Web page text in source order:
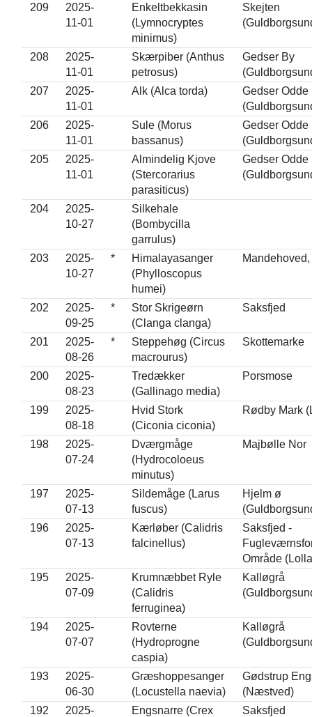
209
2025-
11-01
Enkeltbekkasin
(Lymnocryptes
minimus)
Skejten
208
2025-
11-01
Skærpiber (Anthus
petrosus)
Gedser By
207
2025-
11-01
Alk (Alca torda)
Gedser Odde
206
2025-
11-01
Sule (Morus
bassanus)
Gedser Odde
205
2025-
11-01
Almindelig Kjove
(Stercorarius
parasiticus)
Gedser Odde
204
2025-
10-27
Silkehale
(Bombycilla
garrulus)
203
2025-
10-27
*
Himalayasanger
(Phylloscopus
humei)
202
2025-
09-25
*
Stor Skrigeørn
(Clanga clanga)
Saksfjed
201
2025-
08-26
*
Steppehøg (Circus
macrourus)
Skottemarke
200
2025-
08-23
Tredækker
(Gallinago media)
Porsmose
199
2025-
08-18
Hvid Stork
(Ciconia ciconia)
Rødby Mark
198
2025-
07-24
Dværgmåge
(Hydrocoloeus
minutus)
Majbølle Nor
197
2025-
07-13
Sildemåge (Larus
fuscus)
Hjelm ø
196
2025-
07-13
Kærløber (Calidris
falcinellus)
Saksfjed -
Område
195
2025-
07-09
Krumnæbbet Ryle
(Calidris
ferruginea)
Kalløgrå
194
2025-
07-07
Rovterne
(Hydroprogne
caspia)
Kalløgrå
193
2025-
06-30
Græshoppesanger
(Locustella naevia)
Gødstrup
(Næstved)
192
2025-
Engsnarre (Crex
Saksfjed